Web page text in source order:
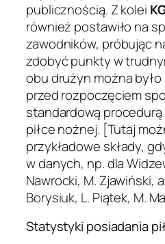
publicznością. Z kolei
również postawiło na
zawodników, próbując
zdobyć punkty w
obu drużyn można
przed rozpoczęciem
standardową
piłce nożnej. [Tutaj
przykładowe składy,
w danych, np. dla
Nawrocki, M. Zjawiński,
Borysiuk, L. Piątek, M.
Statystyki posiadania